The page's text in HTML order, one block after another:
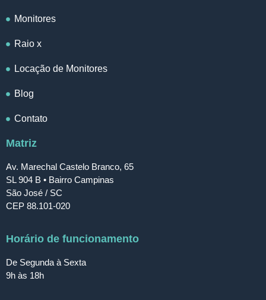
Monitores
Raio x
Locação de Monitores
Blog
Contato
Matriz
Av. Marechal Castelo Branco, 65
SL 904 B • Bairro Campinas
São José / SC
CEP 88.101-020
Horário de funcionamento
De Segunda à Sexta
9h às 18h